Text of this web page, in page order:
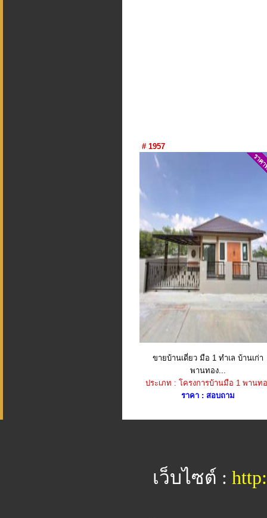
# 1957
ขายบ้านเดี่ยว มือ 1 ทำเล บ้านเก่า
พานทอง...
ประเภท : โครงการบ้านมือ 1 พานท
ราคา : สอบถาม
เว็บไซต์ :